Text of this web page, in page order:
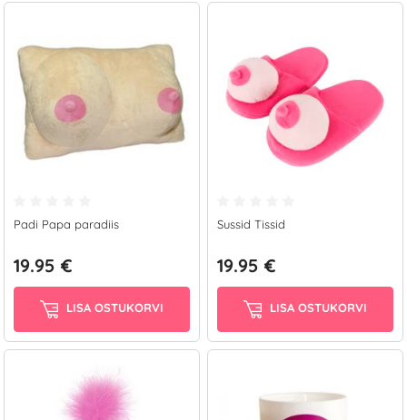
Padi Papa paradiis
19.95 €
LISA OSTUKORVI
Sussid Tissid
19.95 €
LISA OSTUKORVI